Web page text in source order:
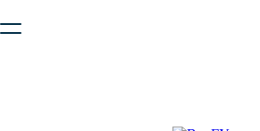
безопасную работу с сайтом. Пожалуйста